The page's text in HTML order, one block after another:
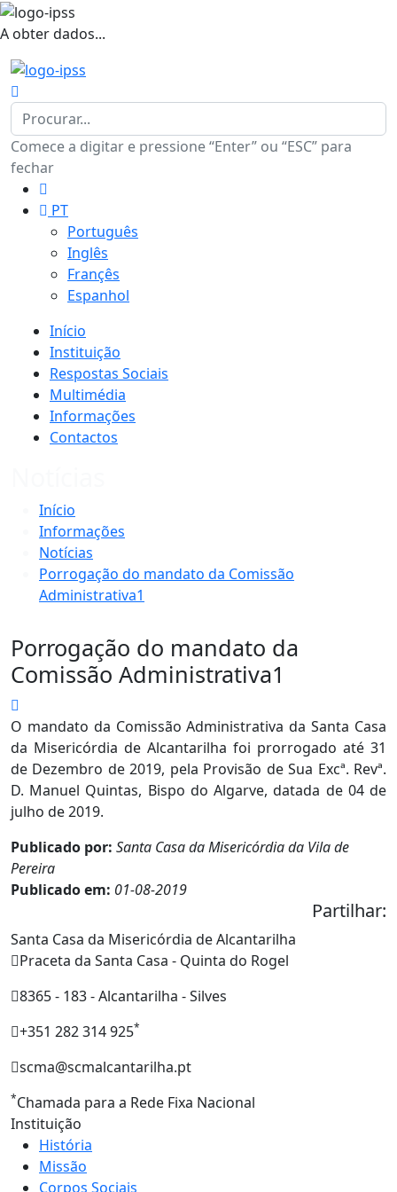
A obter dados...
Comece a digitar e pressione “Enter” ou “ESC” para
fechar
PT
Português
Inglês
Françês
Espanhol
Início
Instituição
Respostas Sociais
Multimédia
Informações
Contactos
Início
Informações
Notícias
Porrogação do mandato da Comissão
Administrativa1
Porrogação do mandato da
Comissão Administrativa1
O mandato da Comissão Administrativa da Santa Casa
da Misericórdia de Alcantarilha foi prorrogado até 31
de Dezembro de 2019, pela Provisão de Sua Excª. Revª.
D. Manuel Quintas, Bispo do Algarve, datada de 04 de
julho de 2019.
Publicado por: Santa Casa da Misericórdia da Vila de
Pereira
Publicado em: 01-08-2019
Partilhar:
Santa Casa da Misericórdia de Alcantarilha
Praceta da Santa Casa - Quinta do Rogel
8365 - 183 - Alcantarilha - Silves
+351 282 314 925*
scma@scmalcantarilha.pt
*Chamada para a Rede Fixa Nacional
Instituição
História
Missão
Corpos Sociais